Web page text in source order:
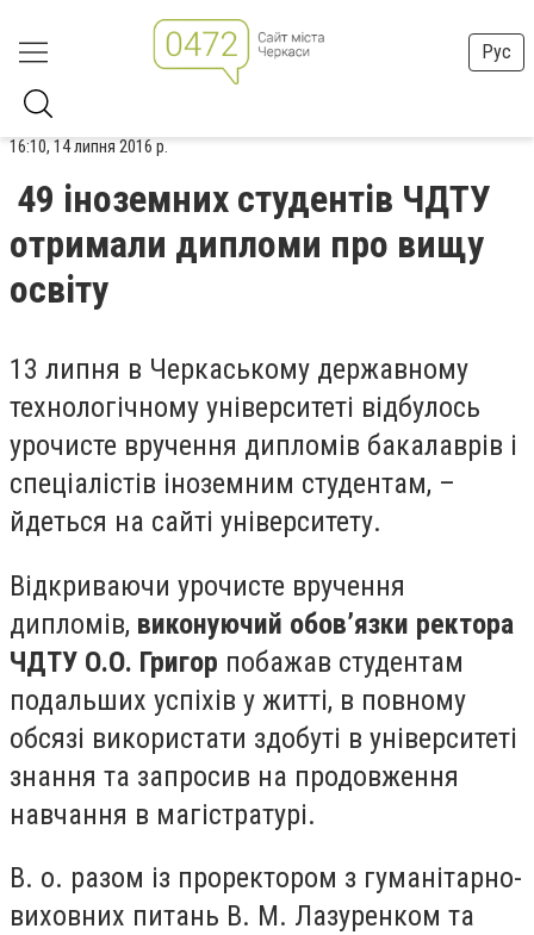
Рус
16:10, 14 липня 2016 р.
49 іноземних студентів ЧДТУ
отримали дипломи про вищу
освіту
13 липня в Черкаському державному
технологічному університеті відбулось
урочисте вручення дипломів бакалаврів і
спеціалістів іноземним студентам, –
йдеться на сайті університету.
Відкриваючи урочисте вручення
дипломів, виконуючий обов’язки ректора
ЧДТУ О.О. Григор побажав студентам
подальших успіхів у житті, в повному
обсязі використати здобуті в університеті
знання та запросив на продовження
навчання в магістратурі.
В. о. разом із проректором з гуманітарно-
виховних питань В. М. Лазуренком та